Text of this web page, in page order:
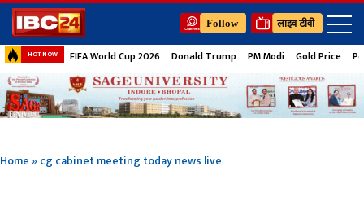
Follow लाइव टीवी
HOT NOW FIFA World Cup 2026 Donald Trump PM Modi Gold Price
Home»cg cabinet meeting today news live